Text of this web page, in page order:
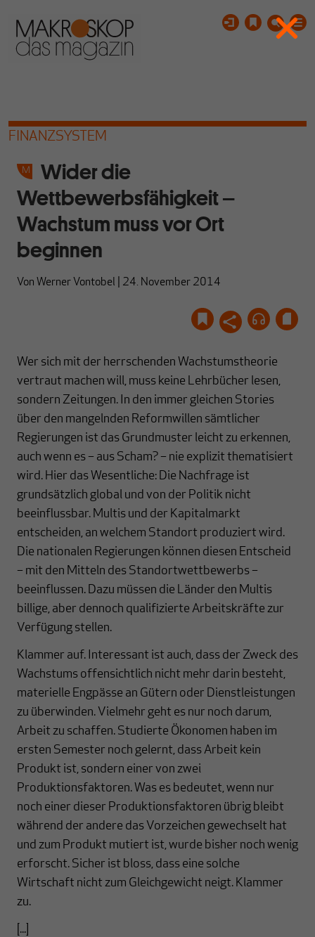
FINANZSYSTEM
Wider die
Wettbewerbsfähigkeit –
Wachstum muss vor Ort
beginnen
Von Werner Vontobel 24. November 2014
Wer sich mit der herrschenden Wachstumstheorie
vertraut machen will, muss keine Lehrbücher lesen,
sondern Zeitungen. In den immer gleichen Stories
über den mangelnden Reformwillen sämtlicher
Regierungen ist das Grundmuster leicht zu erkennen,
auch wenn es – aus Scham? – nie explizit thematisiert
wird. Hier das Wesentliche: Die Nachfrage ist
grundsätzlich global und von der Politik nicht
beeinflussbar. Multis und der Kapitalmarkt
entscheiden, an welchem Standort produziert wird.
Die nationalen Regierungen können diesen Entscheid
– mit den Mitteln des Standortwettbewerbs –
beeinflussen. Dazu müssen die Länder den Multis
billige, aber dennoch qualifizierte Arbeitskräfte zur
Verfügung stellen.
Klammer auf. Interessant ist auch, dass der Zweck des
Wachstums offensichtlich nicht mehr darin besteht,
materielle Engpässe an Gütern oder Dienstleistungen
zu überwinden. Vielmehr geht es nur noch darum,
Arbeit zu schaffen. Studierte Ökonomen haben im
ersten Semester noch gelernt, dass Arbeit kein
Produkt ist, sondern einer von zwei
Produktionsfaktoren. Was es bedeutet, wenn nur
noch einer dieser Produktionsfaktoren übrig bleibt
während der andere das Vorzeichen gewechselt hat
und zum Produkt mutiert ist, wurde bisher noch wenig
erforscht. Sicher ist bloss, dass eine solche
Wirtschaft nicht zum Gleichgewicht neigt. Klammer
zu.
[...]